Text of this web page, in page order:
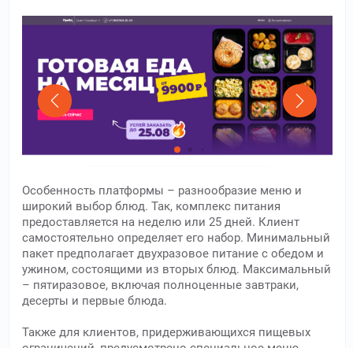
Особенность платформы – разнообразие меню и
широкий выбор блюд. Так, комплекс питания
предоставляется на неделю или 25 дней. Клиент
самостоятельно определяет его набор. Минимальный
пакет предполагает двухразовое питание с обедом и
ужином, состоящими из вторых блюд. Максимальный
– пятиразовое, включая полноценные завтраки,
десерты и первые блюда.
Также для клиентов, придерживающихся пищевых